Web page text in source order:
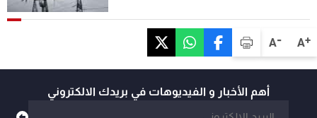
A+
A-
أهم الأخبار و الفيديوهات في بريدك الالكتروني